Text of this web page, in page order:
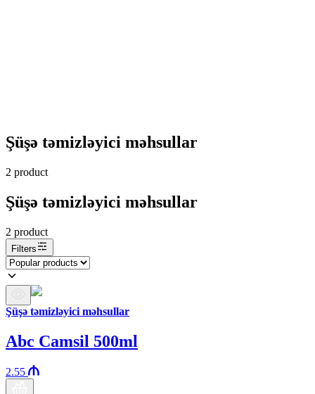
Şüşə təmizləyici məhsullar
2 product
Şüşə təmizləyici məhsullar
2 product
Filters
Şüşə təmizləyici məhsullar
Abc Camsil 500ml
2.55